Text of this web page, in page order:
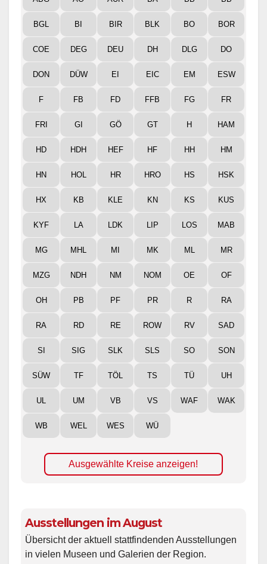
BGL BI BIR BLK BO BOR
COE DEG DEU DH DLG DO
DON DÜW EI EIC EM ESW
F FB FD FFB FG FR
FRI GI GÖ GT H HAM
HD HDH HEF HF HH HM
HN HOL HR HRO HS HSK
HX KB KLE KN KS KUS
KYF LA LDK LIP LOS MAB
MG MHL MI MK ML MR
MZG NDH NM NOM OE OF
OH PB PF PR R RA
RA RD RE ROW RV SAD
SI SIG SLK SLS SO SON
SÜW TF TÖL TS TÜ UH
UL UM VB VS WAF WAK
WB WEL WES WÜ
Ausgewählte Kreise anzeigen!
Ausstellungen im August
Übersicht der aktuell stattfindenden Ausstellungen
in vielen Museen und Galerien der Region.